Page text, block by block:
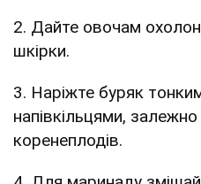
2. Дайте овочам
шкірки.
3. Наріжте буряк
напівкільцями,
коренеплодів.